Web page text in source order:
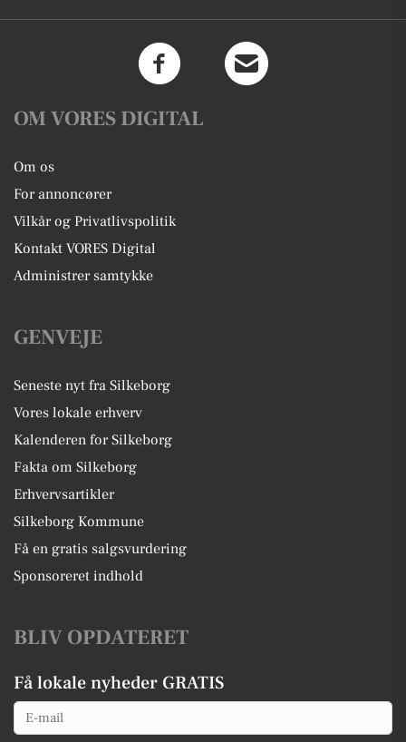
OM VORES DIGITAL
Om os
For annoncører
Vilkår og Privatlivspolitik
Kontakt VORES Digital
Administrer samtykke
GENVEJE
Seneste nyt fra Silkeborg
Vores lokale erhverv
Kalenderen for Silkeborg
Fakta om Silkeborg
Erhvervsartikler
Silkeborg Kommune
Få en gratis salgsvurdering
Sponsoreret indhold
BLIV OPDATERET
Få lokale nyheder GRATIS
Email